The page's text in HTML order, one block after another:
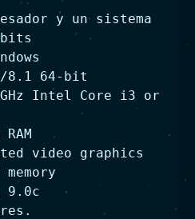
y un sistema
8.1 64-bit
Intel Core i3 or
video graphics
9.0c